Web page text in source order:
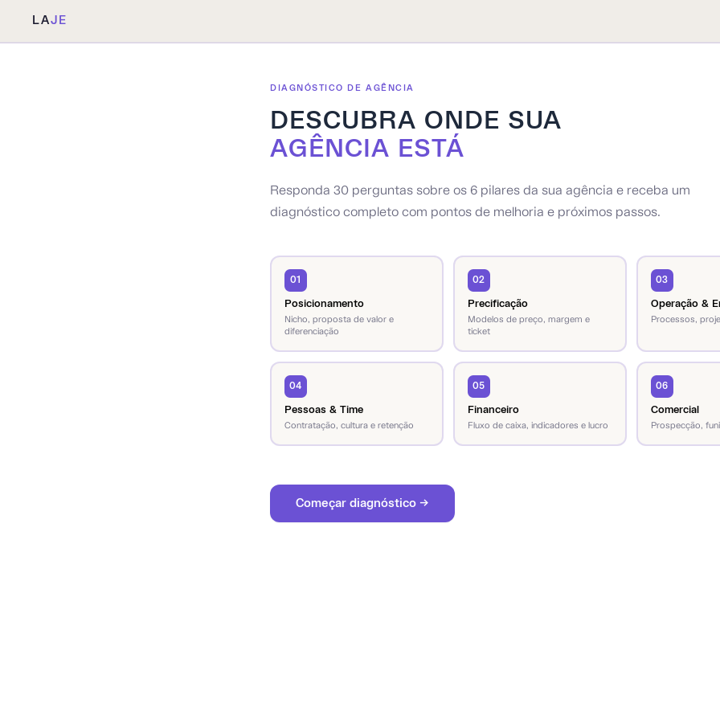
LAJE
DIAGNÓSTICO DE AGÊNCIA
DESCUBRA ONDE SUA
AGÊNCIA ESTÁ
Responda 30 perguntas sobre os 6 pilares da sua agência e receba um
diagnóstico completo com pontos de melhoria e próximos passos.
01
Posicionamento
Nicho, proposta de valor e
diferenciação
02
Precificação
Modelos de preço, margem e
ticket
03
Operação &
Processos,
04
Pessoas & Time
Contratação, cultura e retenção
05
Financeiro
Fluxo de caixa, indicadores e lucro
06
Comercial
Prospecção,
Começar diagnóstico →